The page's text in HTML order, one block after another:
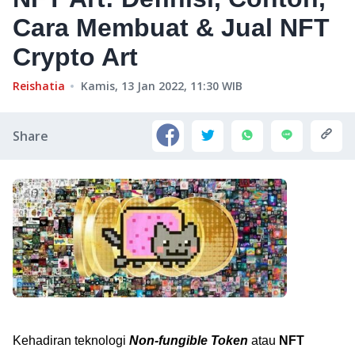
Cara Membuat & Jual NFT
Crypto Art
Reishatia Kamis, 13 Jan 2022, 11:30 WIB
Share
Kehadiran teknologi Non-fungible Token atau NFT